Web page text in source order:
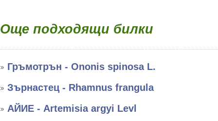
Още подходящи билки
Гръмотрън - Ononis spinosa L.
Зърнастец - Rhamnus frangula
АЙИЕ - Artemisia argyi Levl